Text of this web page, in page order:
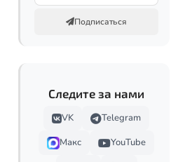
Подписаться
Следите за нами
VK
Telegram
Макс
YouTube